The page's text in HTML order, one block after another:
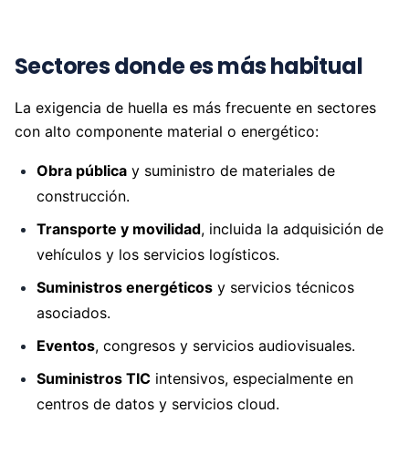
Sectores donde es más habitual
La exigencia de huella es más frecuente en sectores
con alto componente material o energético:
Obra pública y suministro de materiales de
construcción.
Transporte y movilidad, incluida la adquisición de
vehículos y los servicios logísticos.
Suministros energéticos y servicios técnicos
asociados.
Eventos, congresos y servicios audiovisuales.
Suministros TIC intensivos, especialmente en
centros de datos y servicios cloud.